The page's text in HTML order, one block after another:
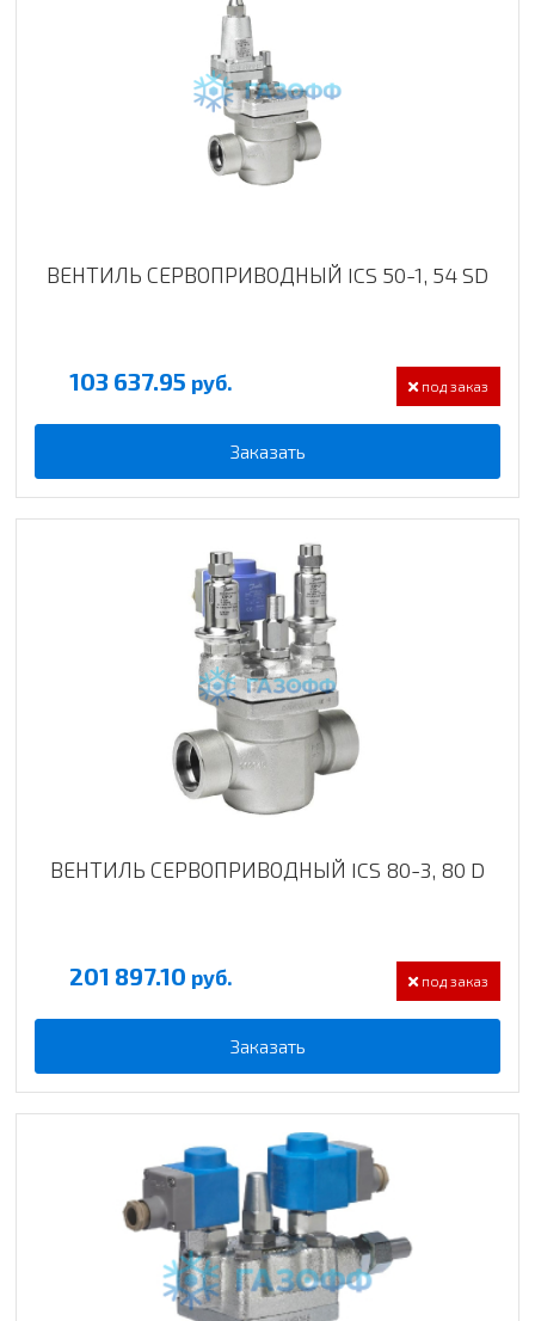
ВЕНТИЛЬ СЕРВОПРИВОДНЫЙ ICS 50-1, 54 SD
103 637.95 руб. под заказ
Заказать
ВЕНТИЛЬ СЕРВОПРИВОДНЫЙ ICS 80-3, 80 D
201 897.10 руб. под заказ
Заказать